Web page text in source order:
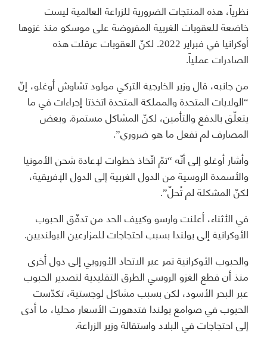
نظرياً، هذه المنتجات الضرورية للزراعة العالمية ليست
خاضعة للعقوبات الغربية المفروضة على موسكو منذ غزوها
أوكرانيا في فبراير 2022. لكنّ العقوبات عرقلت هذه
الصادرات عملياً.
من جانبه، قال وزير الخارجية التركي مولود تشاوش أوغلو، إنّ
“الولايات المتحدة والمملكة المتحدة اتخذتا إجراءات في ما
يتعلّق بالدفع والتأمين، لكنّ المشاكل مستمرة. وبعض
المصارف لم تفعل ما هو ضروري”.
وأشار أوغلو إلى أنّه “تمّ اتّخاذ خطوات لإعادة شحن الأمونيا
والأسمدة الروسية من الدول الغربية إلى الدول الإفريقية،
لكنّ المشكلة لم تُحلّ”.
في الأثناء، أعلنت وارسو وكييف الحد من تدفّق الحبوب
الأوكرانية إلى بولندا بسبب احتجاجات للمزارعين البولنديين.
والحبوب الأوكرانية تمر عبر الاتحاد الأوروبي إلى دول أخرى
منذ أن قطع الغزو الروسي الطرق التقليدية لتصدير الحبوب
عبر البحر الأسود، لكن بسبب مشاكل لوجستية، تكدّست
الحبوب في صوامع بولندا فتدهورت الأسعار محليا، ما أدى
إلى احتجاجات في البلاد واستقالة وزير الزراعة.